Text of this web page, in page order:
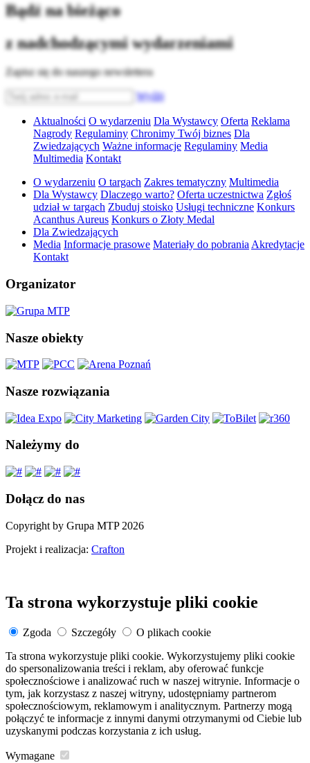
Bądź na bieżąco
z nadchodzącymi wydarzeniami
Zapisz się do naszego newslettera
Wyślij
Aktualności O wydarzeniu Dla Wystawcy Oferta Reklama
Nagrody Regulaminy Chronimy Twój biznes Dla
Zwiedzających Ważne informacje Regulaminy Media
Multimedia Kontakt
O wydarzeniu O targach Zakres tematyczny Multimedia
Dla Wystawcy Dlaczego warto? Oferta uczestnictwa Zgłoś
udział w targach Zbuduj stoisko Usługi techniczne Konkurs
Acanthus Aureus Konkurs o Złoty Medal
Dla Zwiedzających
Media Informacje prasowe Materiały do pobraniaAkredytacje
Kontakt
Organizator
Nasze obiekty
Nasze rozwiązania
Należymy do
Dołącz do nas
Copyright by Grupa MTP 2026
Projekt i realizacja: Crafton
Ta strona wykorzystuje pliki cookie
Zgoda Szczegóły
O plikach cookie
Ta strona wykorzystuje pliki cookie. Wykorzystujemy pliki cookie
do spersonalizowania treści i reklam, aby oferować funkcje
społecznościowe i analizować ruch w naszej witrynie. Informacje o
tym, jak korzystasz z naszej witryny, udostępniamy partnerom
społecznościowym, reklamowym i analitycznym. Partnerzy mogą
połączyć te informacje z innymi danymi otrzymanymi od Ciebie lub
uzyskanymi podczas korzystania z ich usług.
Wymagane